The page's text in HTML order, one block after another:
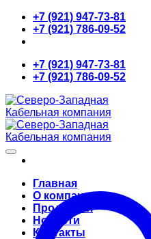
Skip
content
+7 (921) 947-73-81
+7 (921) 786-09-52
+7 (921) 947-73-81
+7 (921) 786-09-52
Главная
О компании
Продукция
Новости
Контакты